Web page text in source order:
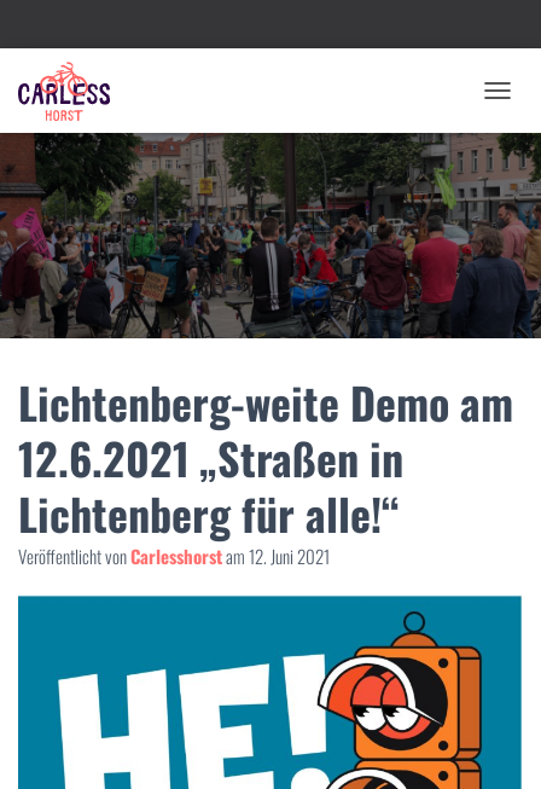
A
V
G
A
T
U
C
Lichtenberg-weite Demo am
12.6.2021 „Straßen in
Lichtenberg für alle!“
Veröffentlicht vonCarlesshorstam12. Juni 2021